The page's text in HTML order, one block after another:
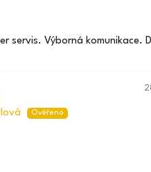
servis. Výborná komunikace.